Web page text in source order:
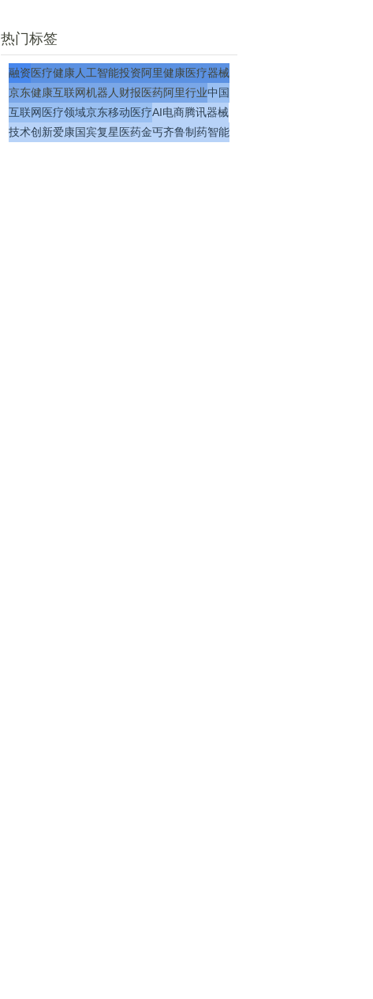
热门标签
融资医疗健康人工智能投资阿里健康医疗器械
京东健康互联网机器人 财报医药阿里行业中国
互联网医疗领域京东移动医疗AI电商腾讯器械
技术创新爱康国宾复星医药金丐齐鲁制药智能